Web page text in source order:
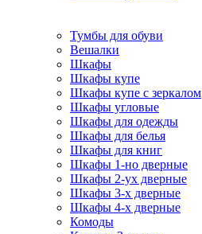
Тумбы для обуви
Вешалки
Шкафы
Шкафы купе
Шкафы купе с зеркалом
Шкафы угловые
Шкафы для одежды
Шкафы для белья
Шкафы для книг
Шкафы 1-но дверные
Шкафы 2-ух дверные
Шкафы 3-х дверные
Шкафы 4-х дверные
Комоды